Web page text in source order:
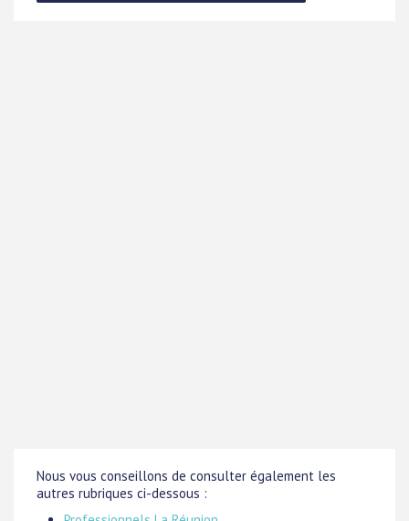
Nous vous conseillons de consulter également les
autres rubriques ci-dessous :